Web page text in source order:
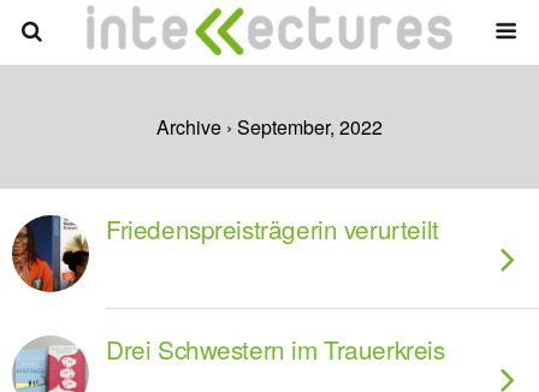
Archive › September, 2022
Friedenspreisträgerin verurteilt
Drei Schwestern im Trauerkreis